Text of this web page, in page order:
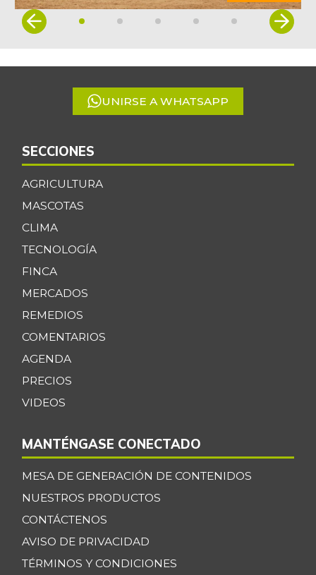
Item
5
UNIRSE A WHATSAPP
SECCIONES
AGRICULTURA
MASCOTAS
CLIMA
TECNOLOGÍA
FINCA
MERCADOS
REMEDIOS
COMENTARIOS
AGENDA
PRECIOS
VIDEOS
MANTÉNGASE CONECTADO
MESA DE GENERACIÓN DE CONTENIDOS
NUESTROS PRODUCTOS
CONTÁCTENOS
AVISO DE PRIVACIDAD
TÉRMINOS Y CONDICIONES